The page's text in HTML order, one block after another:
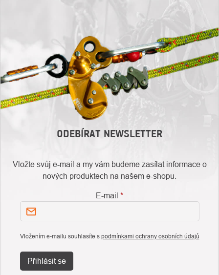
ODEBÍRAT NEWSLETTER
Vložte svůj e-mail a my vám budeme zasílat informace o
nových produktech na našem e-shopu.
E-mail
Vložením e-mailu souhlasíte s podmínkami ochrany osobních údajů
Přihlásit se